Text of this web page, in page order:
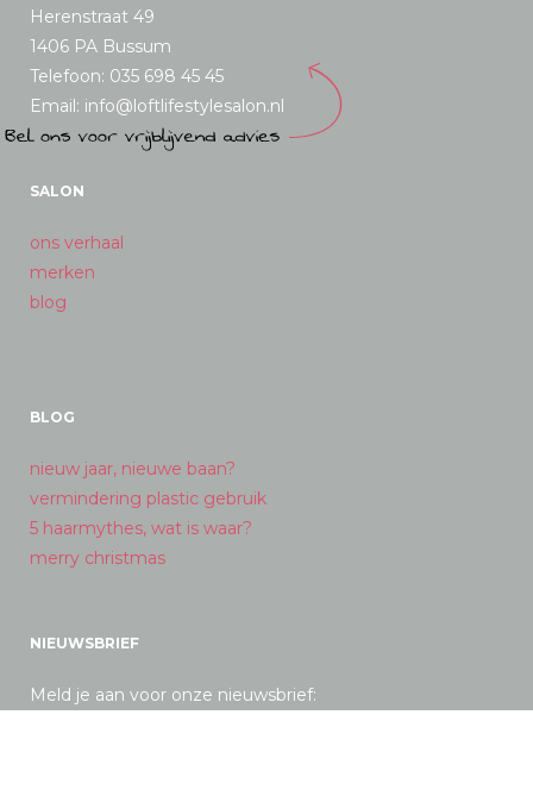
Herenstraat 49
1406 PA Bussum
Telefoon: 035 698 45 45
Email: info@loftlifestylesalon.nl
SALON
ons verhaal
merken
blog
BLOG
nieuw jaar, nieuwe baan?
vermindering plastic gebruik
5 haarmythes, wat is waar?
merry christmas
NIEUWSBRIEF
Meld je aan voor onze nieuwsbrief: